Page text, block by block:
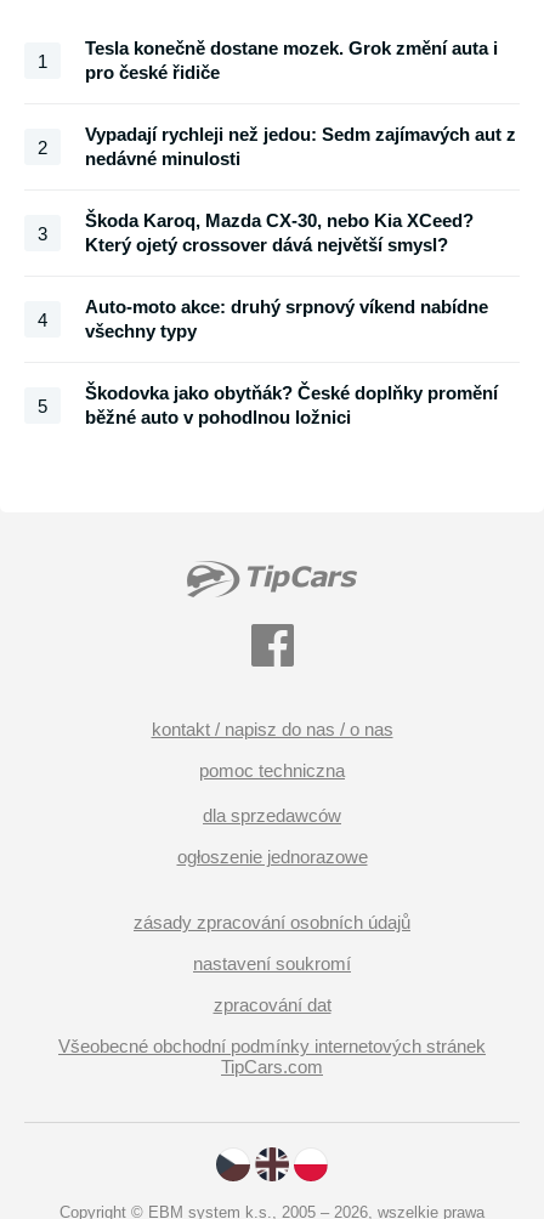
1
Tesla konečně dostane mozek. Grok změní auta i
pro české řidiče
2
Vypadají rychleji než jedou: Sedm zajímavých aut z
nedávné minulosti
3
Škoda Karoq, Mazda CX-30, nebo Kia XCeed?
Který ojetý crossover dává největší smysl?
4
Auto-moto akce: druhý srpnový víkend nabídne
všechny typy
5
Škodovka jako obytňák? České doplňky promění
běžné auto v pohodlnou ložnici
kontakt / napisz do nas / o nas
pomoc techniczna
dla sprzedawców
ogłoszenie jednorazowe
zásady zpracování osobních údajů
nastavení soukromí
zpracování dat
Všeobecné obchodní podmínky internetových stránek
TipCars.com
Copyright © EBM system k.s., 2005 – 2026, wszelkie prawa